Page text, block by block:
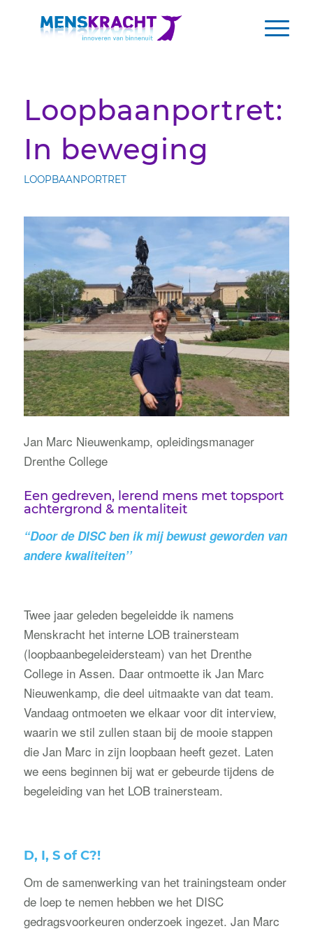
Loopbaanportret:
In beweging
LOOPBAANPORTRET
Jan Marc Nieuwenkamp, opleidingsmanager
Drenthe College
Een gedreven, lerend mens met topsport
achtergrond & mentaliteit
“Door de DISC ben ik mij bewust geworden van
andere kwaliteiten’’
Twee jaar geleden begeleidde ik namens
Menskracht het interne LOB trainersteam
(loopbaanbegeleidersteam) van het Drenthe
College in Assen. Daar ontmoette ik Jan Marc
Nieuwenkamp, die deel uitmaakte van dat team.
Vandaag ontmoeten we elkaar voor dit interview,
waarin we stil zullen staan bij de mooie stappen
die Jan Marc in zijn loopbaan heeft gezet. Laten
we eens beginnen bij wat er gebeurde tijdens de
begeleiding van het LOB trainersteam.
D, I, S of C?!
Om de samenwerking van het trainingsteam onder
de loep te nemen hebben we het DISC
gedragsvoorkeuren onderzoek ingezet. Jan Marc